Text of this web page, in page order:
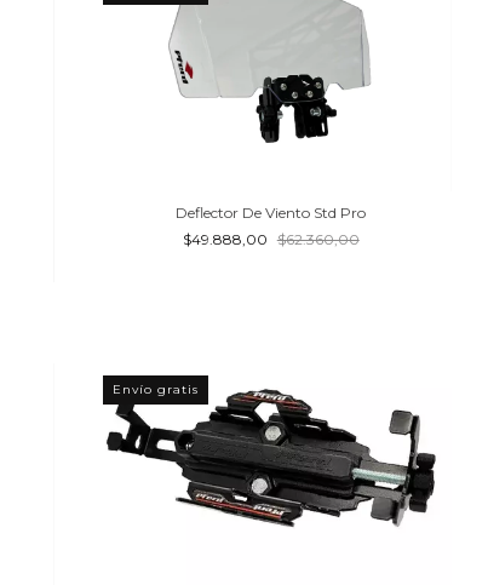
Deflector De Viento Std Pro
$49.888,00 $62.360,00
Envío gratis